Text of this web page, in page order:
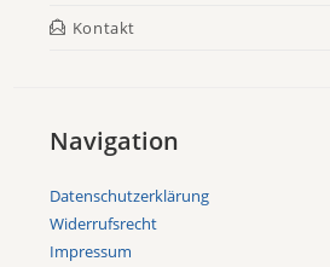
Kontakt
Navigation
Datenschutzerklärung
Widerrufsrecht
Impressum